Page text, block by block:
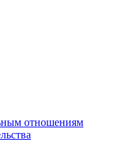
отношениям